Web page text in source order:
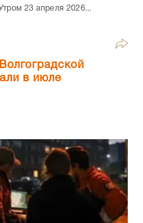
23 апреля 2026...
в июле